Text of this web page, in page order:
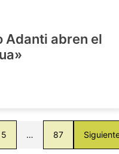
Adanti abren el
5 … 87